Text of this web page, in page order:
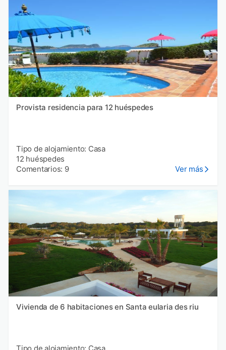
Provista residencia para 12 huéspedes
Tipo de alojamiento: Casa
12 huéspedes
Comentarios: 9
Ver más
Vivienda de 6 habitaciones en Santa eularia des riu